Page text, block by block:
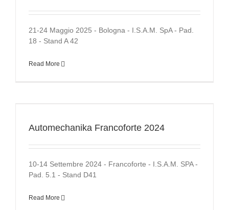
21-24 Maggio 2025 - Bologna - I.S.A.M. SpA - Pad.
18 - Stand A 42
Read More
Automechanika Francoforte 2024
10-14 Settembre 2024 - Francoforte - I.S.A.M. SPA -
Pad. 5.1 - Stand D41
Read More